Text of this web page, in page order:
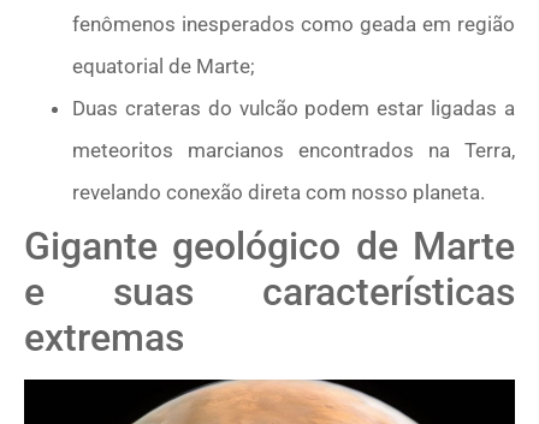
fenômenos inesperados como geada em região
equatorial de Marte;
Duas crateras do vulcão podem estar ligadas a
meteoritos marcianos encontrados na Terra,
revelando conexão direta com nosso planeta.
Gigante geológico de Marte
e suas características
extremas